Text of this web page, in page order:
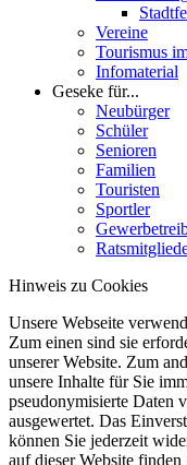
Vereine
Tourismus
Infomaterial
Geseke für...
Neubürger
Schüler
Senioren
Familien
Touristen
Sportler
Hinweis zu Cookies
Unsere Webseite
Zum einen sind sie
unserer Website. Zum
unsere Inhalte für Sie
pseudonymisierte Daten
ausgewertet. Das
können Sie jederzeit
auf dieser Website finden